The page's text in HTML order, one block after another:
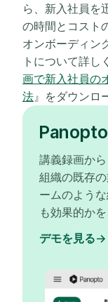
ら、新入社員を
の時間とコスト
オンボーディン
トについて詳し
画で新入社員の
法』をダウンロ
講義録画か
組織の既存
ームのよう
も効果的か
デモを見る